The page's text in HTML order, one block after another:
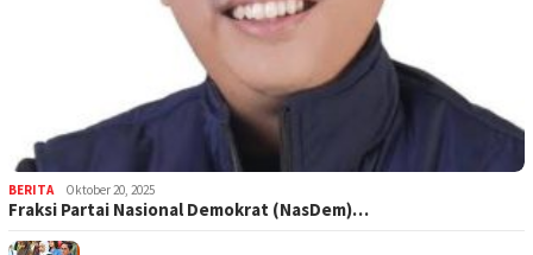
BERITA Oktober 20, 2025
Fraksi Partai Nasional Demokrat (NasDem)…